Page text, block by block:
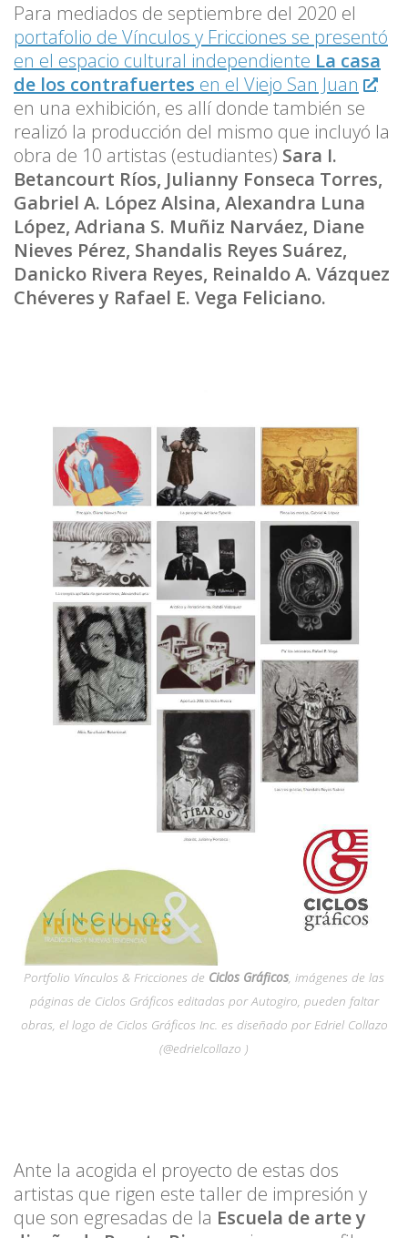
Para mediados de septiembre del 2020 el
portafolio de Vínculos y Fricciones se presentó
en el espacio cultural independiente La casa
de los contrafuertes en el Viejo San Juan
en una exhibición, es allí donde también se
realizó la producción del mismo que incluyó la
obra de 10 artistas (estudiantes) Sara I.
Betancourt Ríos, Julianny Fonseca Torres,
Gabriel A. López Alsina, Alexandra Luna
López, Adriana S. Muñiz Narváez, Diane
Nieves Pérez, Shandalis Reyes Suárez,
Danicko Rivera Reyes, Reinaldo A. Vázquez
Chéveres y Rafael E. Vega Feliciano.
Portfolio Vínculos & Fricciones de Ciclos Gráficos, imágenes de las
páginas de Ciclos Gráficos editadas por Autogiro, pueden faltar
obras, el logo de Ciclos Gráficos Inc. es diseñado por Edriel Collazo
(@edrielcollazo )
Ante la acogida el proyecto de estas dos
artistas que rigen este taller de impresión y
que son egresadas de la Escuela de arte y